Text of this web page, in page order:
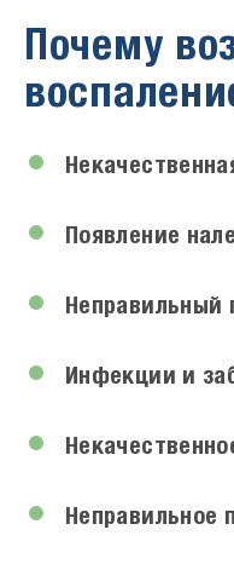
Почему
Появление
Неправильный
Инфекции и
Неправильное